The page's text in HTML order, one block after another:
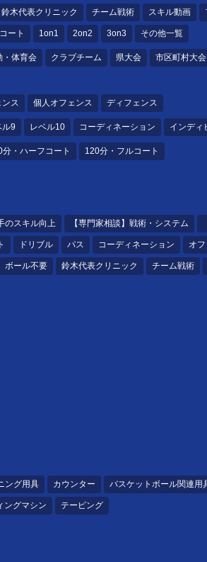
鈴木代表クリニック チーム戦術 スキル動画
ート 1on1 2on2 3on3 その他一覧
・体育会 クラブチーム 県大会 市区町村大会
ンス 個人オフェンス ディフェンス
ル9 レベル10 コーディネーション インディ
分・ハーフコート 120分・フルコート
のスキル向上 【専門家相談】戦術・システム
ドリブル パス コーディネーション オ
ボール不要 鈴木代表クリニック チーム戦術
ング用具 カウンター バスケットボール関連用
ングマシン テーピング